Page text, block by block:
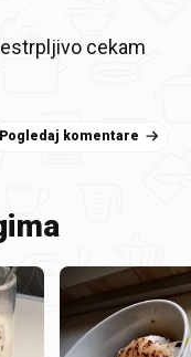
cekam
Pogledaj komentare